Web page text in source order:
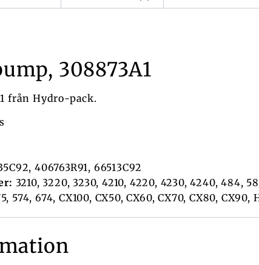
308873A1
från Hydro-pack.
406763R91, 66513C92
3210, 3220, 3230, 4210, 4220, 4230, 4240, 484,
574, 674, CX100, CX50, CX60, CX70, CX80,